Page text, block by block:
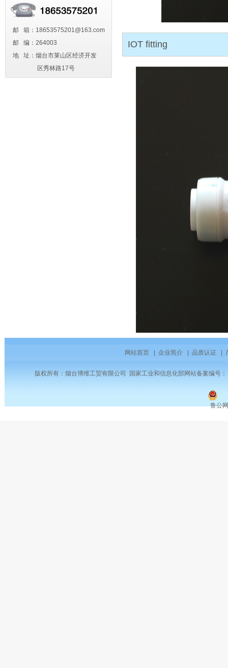
邮 箱：18653575201@163.com
邮 编：264003
地 址：烟台市莱山区经济开发
区秀林路17号
IOT fitting
网站首页| 企业简介| 品质认证|
版权所有：烟台博维工贸有限公司 国家工业和信息化部网站备案编号：
鲁公